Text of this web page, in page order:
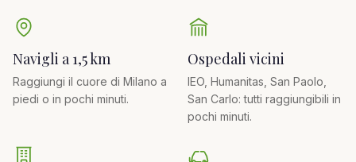
Navigli a 1,5 km
Raggiungi il cuore di Milano a
piedi o in pochi minuti.
Ospedali vicini
IEO, Humanitas, San Paolo,
San Carlo: tutti raggiungibili in
pochi minuti.